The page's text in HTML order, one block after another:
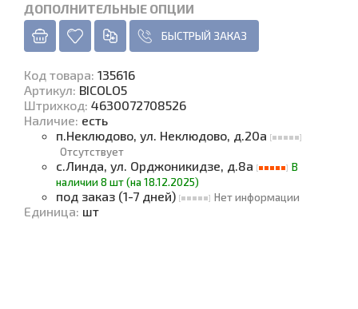
ДОПОЛНИТЕЛЬНЫЕ ОПЦИИ
БЫСТРЫЙ ЗАКАЗ
Код товара: 135616
Артикул: BICOLO5
Штрихкод: 4630072708526
Наличие: есть
п.Неклюдово, ул. Неклюдово, д.20а
Отсутствует
с.Линда, ул. Орджоникидзе, д.8а
В
наличии 8 шт (на 18.12.2025)
под заказ (1-7 дней) Нет информации
Единица: шт